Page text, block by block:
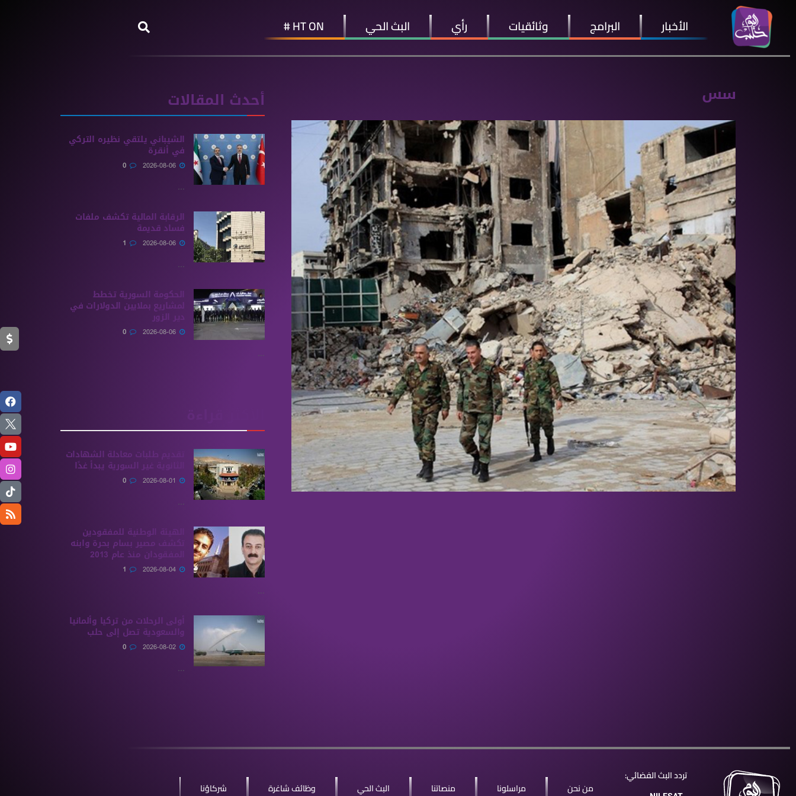
الأخبار البرامج وثائقيات رأي البث الحي HT ON #
سس أحدث المقالات
الشيباني يلتقي نظيره التركي
في أنقرة
...
الرقابة المالية تكشف ملفات
فساد قديمة
...
الحكومة السورية تخطط
لمشاريع بملايين الدولارات في
دير الزور
...
تقديم طلبات معادلة الشهادات
الثانوية ‏غير السورية يبدأ غدًا
...
الهيئة الوطنية للمفقودين
تكشف مصير بسام بحرة وابنه
المفقودان منذ عام 2013
...
أولى الرحلات من ‏تركيا وألمانيا
والسعودية تصل إلى حلب
...
تردد البث الفضائي:
من نحن مراسلونا منصاتنا البث الحي وظائف شاغرة شركاؤنا